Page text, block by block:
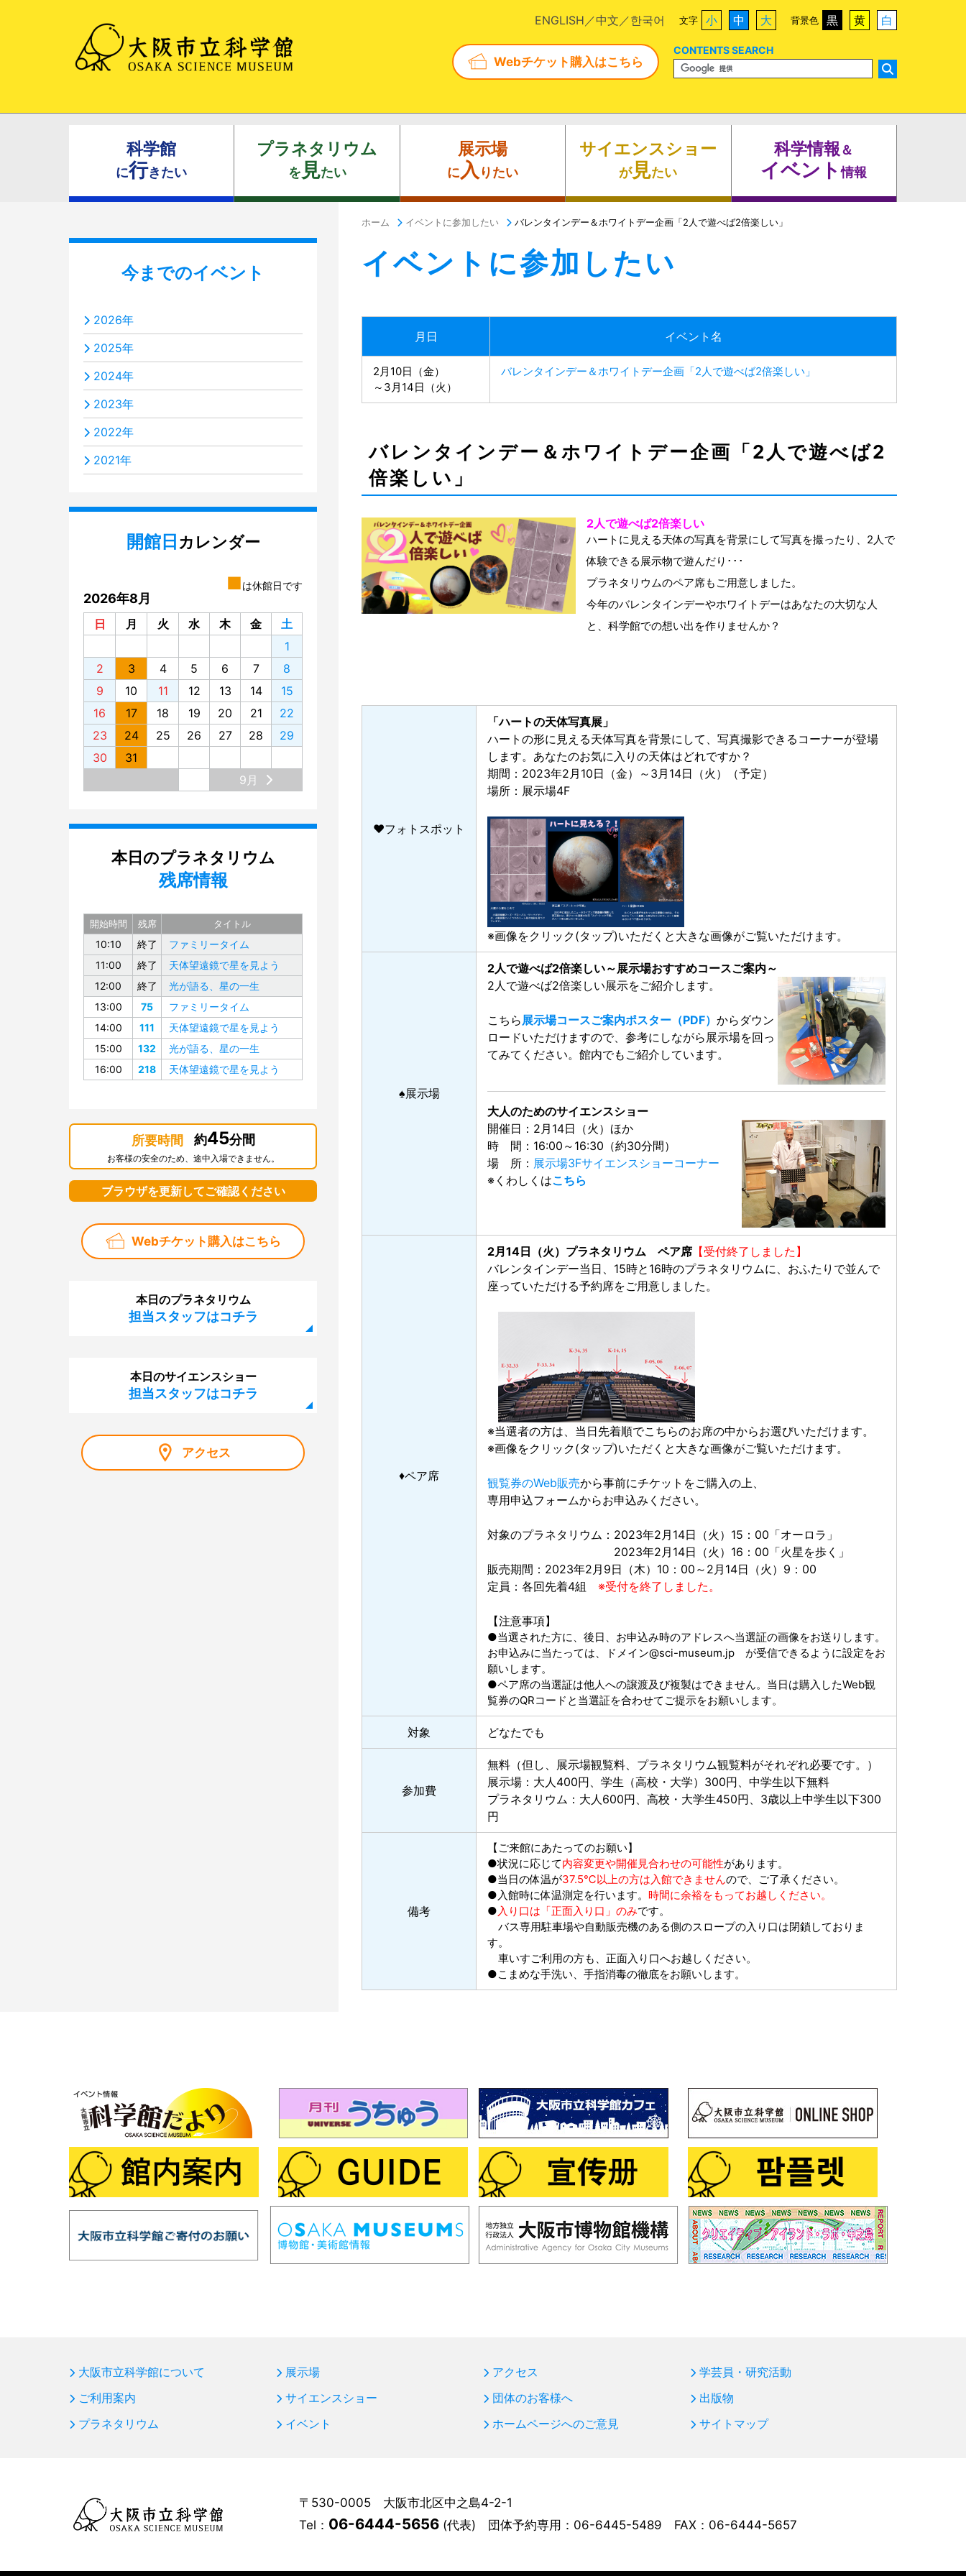
ENGLISH 中文 한국어 文字 小 中 大 背景色 黒 黄 白
Webチケット購入はこちら
CONTENTS SEARCH
科学館
に行きたい
プラネタリウム
を 見たい
展示場
に入 りたい
サイエンスショー
が見たい
科学情報＆
イベント情報
ホーム イベントに参加したい バレンタインデー＆ホワイトデー企画「2人で遊べば2倍楽しい」
イベントに参加したい
月日 イベント名
2月10日（金）
～3月14日（火）
バレンタインデー＆ホワイトデー企画「2人で遊べば2倍楽しい」
バレンタインデー＆ホワイトデー企画「2人で遊べば2
倍楽しい」
2人で遊べば2倍楽しい
ハートに見える天体の写真を背景にして写真を撮ったり、2人で
体験できる展示物で遊んだり･･･
プラネタリウムのペア席もご用意しました。
今年のバレンタインデーやホワイトデーはあなたの大切な人
と、科学館での想い出を作りませんか？
♥フォトスポット
「ハートの天体写真展」
ハートの形に見える天体写真を背景にして、写真撮影できるコーナーが登場
します。あなたのお気に入りの天体はどれですか？
期間：2023年2月10日（金）～3月14日（火）（予定）
場所：展示場4F
※画像をクリック(タップ)いただくと大きな画像がご覧いただけます。
♠展示場
2人で遊べば2倍楽しい～展示場おすすめコースご案内～
2人で遊べば2倍楽しい展示をご紹介します。
こちら展示場コースご案内ポスター（PDF） からダウン
ロードいただけますので、参考にしながら展示場を回っ
てみてください。館内でもご紹介しています。
大人のためのサイエンスショー
開催日：2月14日（火）ほか
時 間：16:00～16:30（約30分間）
場 所： 展示場3Fサイエンスショーコーナー
※くわしくはこちら
♦ペア席
2月14日（火）プラネタリウム ペア席 【受付終了しました】
バレンタインデー当日、15時と16時のプラネタリウムに、おふたりで並んで
座っていただける予約席をご用意しました。
※当選者の方は、当日先着順でこちらのお席の中からお選びいただけます。
※画像をクリック(タップ)いただくと大きな画像がご覧いただけます。
観覧券のWeb販売から事前にチケットをご購入の上、
専用申込フォームからお申込みください。
対象のプラネタリウム：2023年2月14日（火）15：00「オーロラ」
2023年2月14日（火）16：00「火星を歩く」
販売期間：2023年2月9日（木）10：00～2月14日（火）9：00
定員：各回先着4組 ※受付を終了しました。
【注意事項】
●当選された方に、後日、お申込み時のアドレスへ当選証の画像をお送りします。
お申込みに当たっては、ドメイン@sci-museum.jp が受信できるように設定をお
願いします。
●ペア席の当選証は他人への譲渡及び複製はできません。当日は購入したWeb観
覧券のQRコードと当選証を合わせてご提示をお願いします。
対象 どなたでも
参加費
無料（但し、展示場観覧料、プラネタリウム観覧料がそれぞれ必要です。）
展示場：大人400円、学生（高校・大学）300円、中学生以下無料
プラネタリウム：大人600円、高校・大学生450円、3歳以上中学生以下300
円
備考
【ご来館にあたってのお願い】
●状況に応じて内容変更や開催見合わせの可能性があります。
●当日の体温が37.5℃以上の方は入館できませんので、ご了承ください。
●入館時に体温測定を行います。 時間に余裕をもってお越しください。
●入り口は「正面入り口」のみです。
バス専用駐車場や自動販売機のある側のスロープの入り口は閉鎖しておりま
す。
車いすご利用の方も、正面入り口へお越しください。
●こまめな手洗い、手指消毒の徹底をお願いします。
今までのイベント
2026年
2025年
2024年
2023年
2022年
2021年
開館日 カレンダー
■は休館日です
2026年8月
日 月 火 水 木 金
土
1
2
3 4 5 6 7
8
9
10 11 12 13 14
15
16
17 18 19 20 21
22
23
24 25 26 27 28
29
30
31
9月
本日のプラネタリウム
残席情報
開始時間 残席 タイトル
10:10 終了
ファミリータイム
11:00
終了
天体望遠鏡で星を見よう
12:00
終了
光が語る、星の一生
13:00
75
ファミリータイム
14:00
111
天体望遠鏡で星を見よう
15:00
132
光が語る、星の一生
16:00
218 天体望遠鏡で星を見よう
所要時間 約45分間
お客様の安全のため、途中入場できません。
ブラウザを更新してご確認ください
Webチケット購入はこちら
本日のプラネタリウム
担当スタッフはコチラ
本日のサイエンスショー
担当スタッフはコチラ
アクセス
大阪市立科学館について
ご利用案内
プラネタリウム
展示場
サイエンスショー
イベント
アクセス
団体のお客様へ
ホームページへのご意見
学芸員・研究活動
出版物
サイトマップ
〒530-0005 大阪市北区中之島4-2-1
Tel： 06-6444-5656 (代表) 団体予約専用： 06-6445-5489 FAX：06-6444-5657